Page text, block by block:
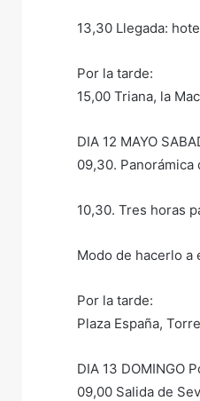
13,30 Llegada:
Por la tarde:
15,00 Triana, la
DIA 12 MAYO
09,30. Panorámica
10,30. Tres horas
Modo de hacerlo a
Por la tarde:
Plaza España,
DIA 13 DOMINGO
09,00 Salida de